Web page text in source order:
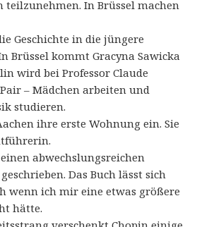
teilzunehmen. In Brüssel machen
Geschichte in die jüngere
Brüssel kommt Gracyna Sawicka
wird bei Professor Claude
– Mädchen arbeiten und
studieren.
ihre erste Wohnung ein. Sie
abwechslungsreichen
Das Buch lässt sich
wenn ich mir eine etwas größere
hätte.